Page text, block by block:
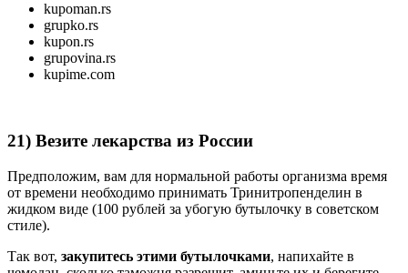
kupoman.rs
grupko.rs
kupon.rs
grupovina.rs
kupime.com
21) Везите лекарства из России
Предположим, вам для нормальной работы организма время
от времени необходимо принимать Тринитропенделин в
жидком виде (100 рублей за убогую бутылочку в советском
стиле).
Так вот, закупитесь этими бутылочками, напихайте в